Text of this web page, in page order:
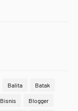
Balita Batak
Bisnis Blogger